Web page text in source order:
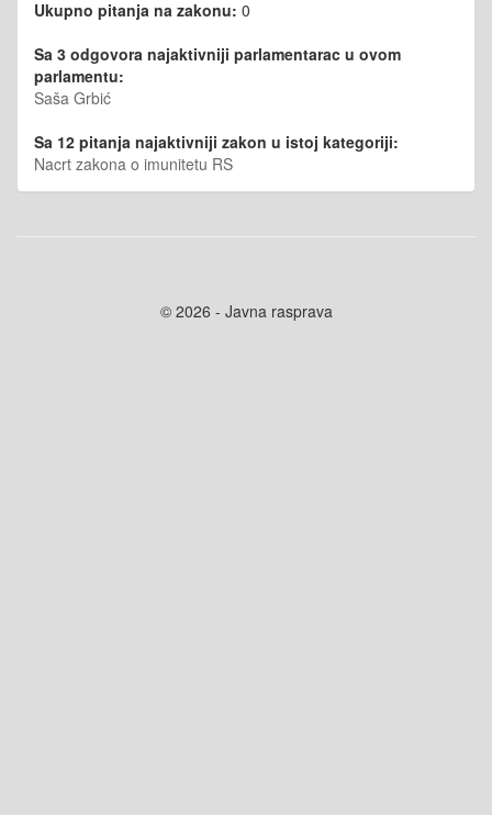
Ukupno pitanja na zakonu: 0
Sa 3 odgovora najaktivniji parlamentarac u ovom
parlamentu:
Saša Grbić
Sa 12 pitanja najaktivniji zakon u istoj kategoriji:
Nacrt zakona o imunitetu RS
© 2026 - Javna rasprava